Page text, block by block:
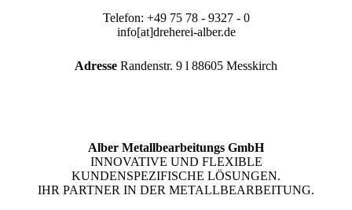
Telefon: +49 75 78 - 9327 - 0
info[at]dreherei-alber.de
Adresse Randenstr. 9 l 88605 Messkirch
Alber Metallbearbeitungs GmbH
INNOVATIVE UND FLEXIBLE
KUNDENSPEZIFISCHE LÖSUNGEN.
IHR PARTNER IN DER METALLBEARBEITUNG.